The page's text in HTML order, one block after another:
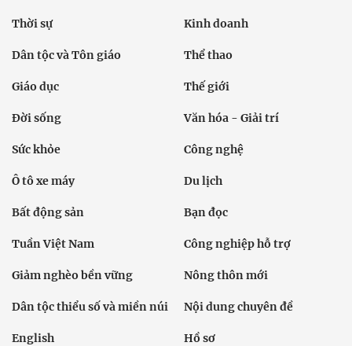
Thời sự Kinh doanh
Dân tộc và Tôn giáo Thể thao
Giáo dục Thế giới
Đời sống Văn hóa - Giải trí
Sức khỏe Công nghệ
Ô tô xe máy Du lịch
Bất động sản Bạn đọc
Tuần Việt Nam Công nghiệp hỗ trợ
Giảm nghèo bền vững Nông thôn mới
Dân tộc thiểu số và miền núi Nội dung chuyên đề
English Hồ sơ